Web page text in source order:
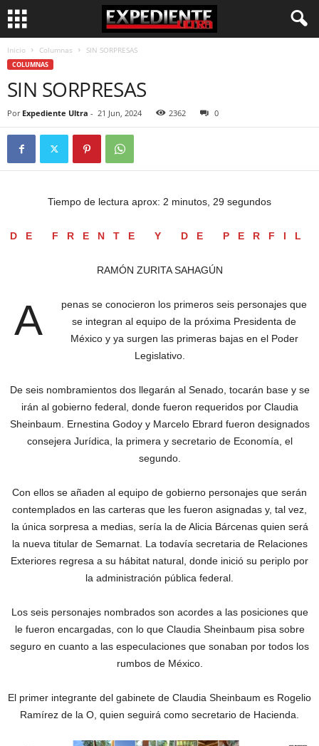
Inicio Columnas SIN SORPRESAS
COLUMNAS
SIN SORPRESAS
Por Expediente Ultra - 21 Jun, 2024 2362 0
Tiempo de lectura aprox: 2 minutos, 29 segundos
DE FRENTE Y DE PERFIL
RAMÓN ZURITA SAHAGÚN
A
penas se conocieron los primeros seis personajes que
se integran al equipo de la próxima Presidenta de
México y ya surgen las primeras bajas en el Poder
Legislativo.
De seis nombramientos dos llegarán al Senado, tocarán base y se
irán al gobierno federal, donde fueron requeridos por Claudia
Sheinbaum. Ernestina Godoy y Marcelo Ebrard fueron designados
consejera Jurídica, la primera y secretario de Economía, el
segundo.
Con ellos se añaden al equipo de gobierno personajes que serán
contemplados en las carteras que les fueron asignadas y, tal vez,
la única sorpresa a medias, sería la de Alicia Bárcenas quien será
la nueva titular de Semarnat. La todavía secretaria de Relaciones
Exteriores regresa a su hábitat natural, donde inició su periplo por
la administración pública federal.
Los seis personajes nombrados son acordes a las posiciones que
le fueron encargadas, con lo que Claudia Sheinbaum pisa sobre
seguro en cuanto a las especulaciones que sonaban por todos los
rumbos de México.
El primer integrante del gabinete de Claudia Sheinbaum es Rogelio
Ramírez de la O, quien seguirá como secretario de Hacienda.